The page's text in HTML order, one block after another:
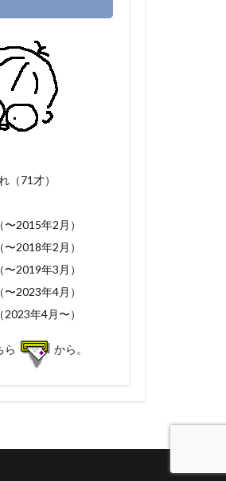
（71才）
2015年2月）
2018年2月）
2019年3月）
2023年4月）
年4月〜）
ら から。